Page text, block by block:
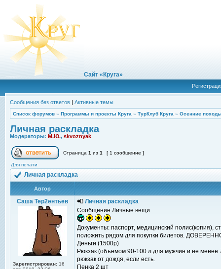
Сайт «Круга»
Сообщения без ответов | Активные темы
Список форумов » Программы и проекты Круга » ТурКлуб Круга » Осенние
Личная раскладка
Модераторы: М.Ю., skvoznyak
Страница 1 из 1 [ 1 сообщение ]
Для печати
Личная раскладка
Автор
Саша Тер2ентьев
Зарегистрирован: 16
Личная раскладка
Сообщение Личные вещи
Документы: паспорт, медицинский полис(копия),
положить рядом для покупки билетов.
Деньги (1500р)
Рюкзак (объемом 90-100 л для мужчин и не
рюкзак от дождя, если есть.
Пенка 2 шт